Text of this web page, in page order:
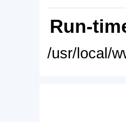
Run-
/usr/local/